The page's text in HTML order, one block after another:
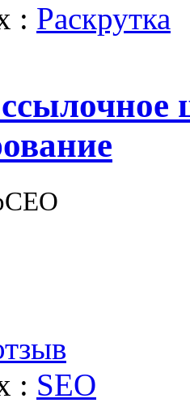
: Раскрутка
: SEO